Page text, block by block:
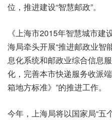
位，推进建设“智慧邮政”。
《上海市2015年智慧城市
海局牵头开展“推进邮政业智
息化系统和邮政业综合信息
化，完善本市快递服务收派
箱地方标准》”的推进工作。
今年，上海局将以国家局“五